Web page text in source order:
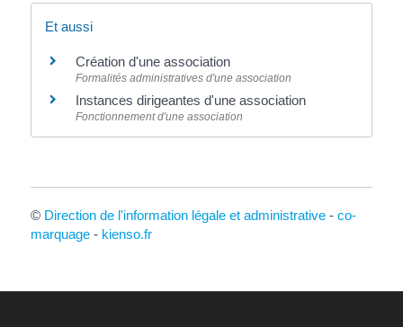
Et aussi
Création d'une association
Formalités administratives d'une association
Instances dirigeantes d'une association
Fonctionnement d'une association
© Direction de l'information légale et administrative- co-
marquage- kienso.fr